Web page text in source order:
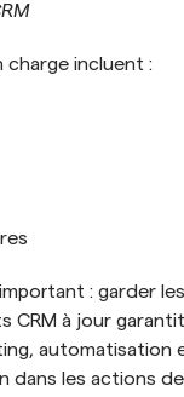
charge incluent :
: garder les
CRM à jour
automatisation
dans les actions de